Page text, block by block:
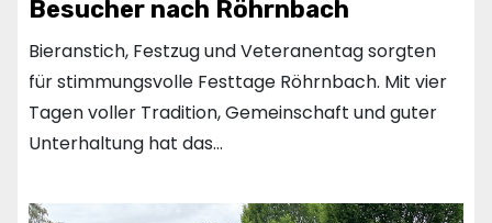
Besucher nach Röhrnbach
Bieranstich, Festzug und Veteranentag sorgten
für stimmungsvolle Festtage Röhrnbach. Mit vier
Tagen voller Tradition, Gemeinschaft und guter
Unterhaltung hat das…